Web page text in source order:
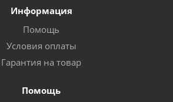
Информация
Помощь
Условия оплаты
Гарантия на товар
Помощь